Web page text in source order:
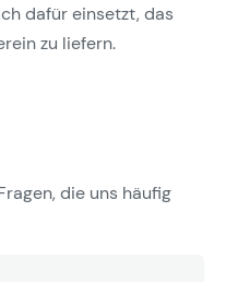
dafür einsetzt, das
zu liefern.
die uns häufig